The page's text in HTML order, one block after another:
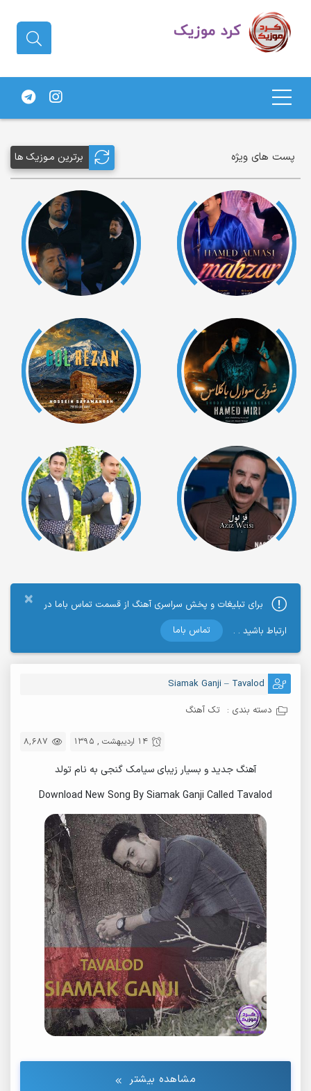
پست های ویژه برترین مـوزیک ها
×
برای تبلیغات و پخش سراسری آهنگ از قسمت تماس باما در
ارتباط باشید . .
تماس باما
Siamak Ganji – Tavalod
دسته بندی : تک آهنگ
8,687 14 اردیبهشت , 1395
آهنگ جدید و بسیار زیبای سیامک گنجی به نام تولد
Download New Song By Siamak Ganji Called Tavalod
مشاهده بیشتر